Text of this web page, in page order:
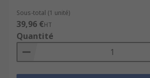
Sous-total (1 unité)
39,96 €HT
Quantité